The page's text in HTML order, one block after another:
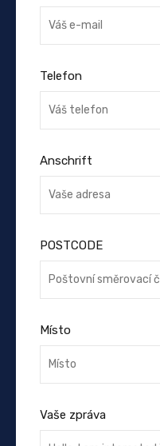
Telefon
Anschrift
POSTCODE
Místo
Vaše zpráva